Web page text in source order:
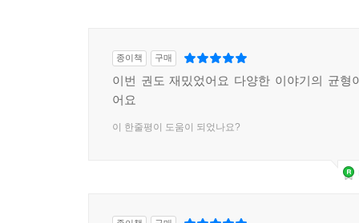
종이책 구매
이번 권도 재밌었어요 다양한 이야기의 균형
어요
이 한줄평이 도움이 되었나요?